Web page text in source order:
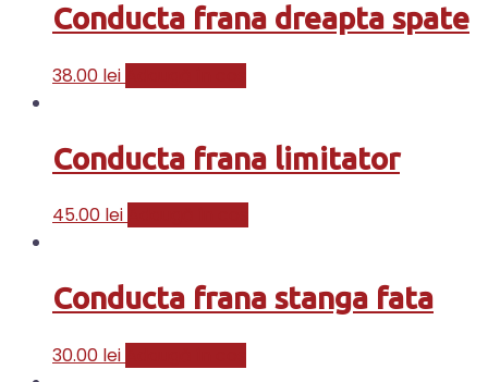
Conducta frana dreapta spate
38.00 lei
Conducta frana limitator
45.00 lei
Conducta frana stanga fata
30.00 lei